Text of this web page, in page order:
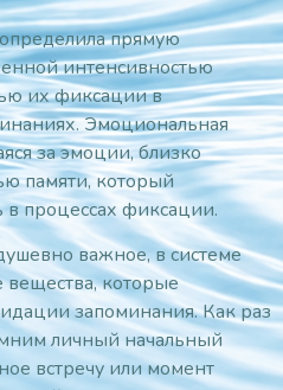
прямую
интенсивностью
их фиксации в
Эмоциональная
за эмоции, близко
памяти, который
процессах фиксации.
важное, в системе
вещества, которые
запоминания. Как раз
личный начальный
встречу или момент